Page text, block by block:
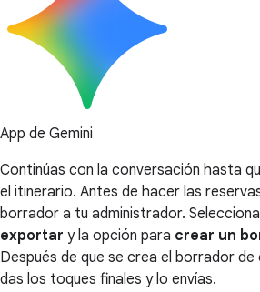
App de Gemini
Continúas con la conversación hasta
el itinerario. Antes de hacer las
borrador a tu administrador.
exportar y la opción para crear un
Después de que se crea el borrador
das los toques finales y lo envías.